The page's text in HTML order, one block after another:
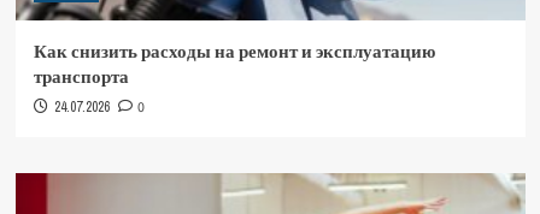
Как снизить расходы на ремонт и эксплуатацию
транспорта
24.07.2026 0